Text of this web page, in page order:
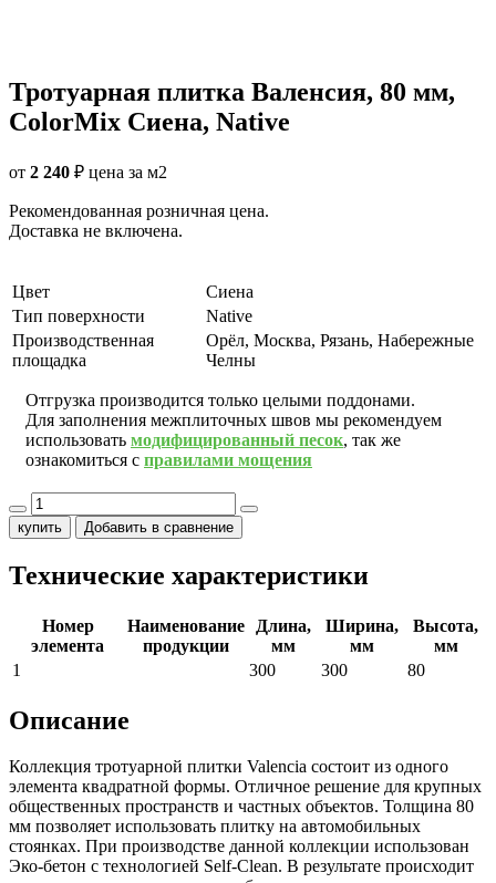
Тротуарная плитка Валенсия, 80 мм,
ColorMix Сиена, Native
от 2 240 ₽ цена за м2
Рекомендованная розничная цена.
Доставка не включена.
Цвет
Сиена
Тип поверхности
Native
Производственная
площадка
Орёл, Москва, Рязань, Набережные
Челны
Отгрузка производится только целыми поддонами.
Для заполнения межплиточных швов мы рекомендуем
использовать модифицированный песок, так же
ознакомиться с правилами мощения
купить Добавить в сравнение
Технические характеристики
Номер
элемента
Наименование
продукции
Длина,
мм
Ширина,
мм
Высота,
мм
1
300 300 80
Описание
Коллекция тротуарной плитки Valencia состоит из одного
элемента квадратной формы. Отличное решение для крупных
общественных пространств и частных объектов. Толщина 80
мм позволяет использовать плитку на автомобильных
стоянках. При производстве данной коллекции использован
Эко-бетон с технологией Self-Clean. В результате происходит